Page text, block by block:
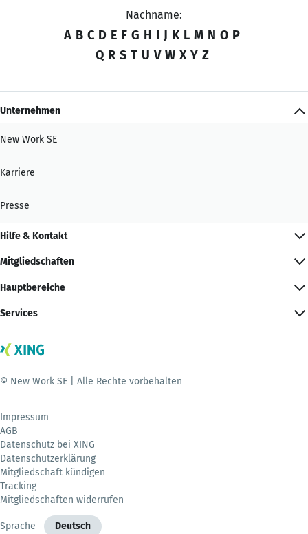
Nachname:
A B C D E F G H I J K L M N O P
Q R S T U V W X Y Z
Unternehmen
New Work SE
Karriere
Presse
Hilfe & Kontakt
Mitgliedschaften
Hauptbereiche
Services
© New Work SE | Alle Rechte vorbehalten
Impressum
AGB
Datenschutz bei XING
Datenschutzerklärung
Mitgliedschaft kündigen
Tracking
Mitgliedschaften widerrufen
Sprache Deutsch